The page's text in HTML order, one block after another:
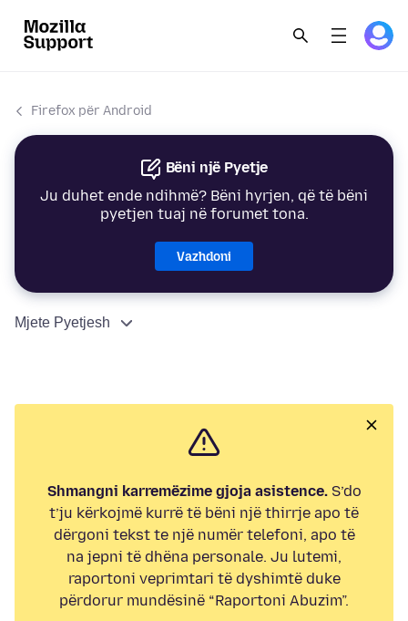
Firefox për Android
Bëni një Pyetje
Ju duhet ende ndihmë? Bëni hyrjen, që të bëni
pyetjen tuaj në forumet tona.
Vazhdoni
Mjete Pyetjesh
Shmangni karremëzime gjoja asistence.S’do
t’ju kërkojmë kurrë të bëni një thirrje apo të
dërgoni tekst te një numër telefoni, apo të
na jepni të dhëna personale. Ju lutemi,
raportoni veprimtari të dyshimtë duke
përdorur mundësinë “Raportoni Abuzim”.